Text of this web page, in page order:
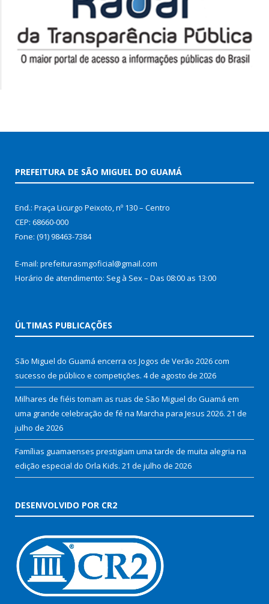
PREFEITURA DE SÃO MIGUEL DO GUAMÁ
End.: Praça Licurgo Peixoto, nº 130 – Centro
CEP: 68660-000
Fone: (91) 98463-7384
E-mail: prefeiturasmgoficial@gmail.com
Horário de atendimento: Seg à Sex – Das 08:00 as 13:00
ÚLTIMAS PUBLICAÇÕES
São Miguel do Guamá encerra os Jogos de Verão 2026 com
sucesso de público e competições. 4 de agosto de 2026
Milhares de fiéis tomam as ruas de São Miguel do Guamá em
uma grande celebração de fé na Marcha para Jesus 2026. 21 de
julho de 2026
Famílias guamaenses prestigiam uma tarde de muita alegria na
edição especial do Orla Kids. 21 de julho de 2026
DESENVOLVIDO POR CR2